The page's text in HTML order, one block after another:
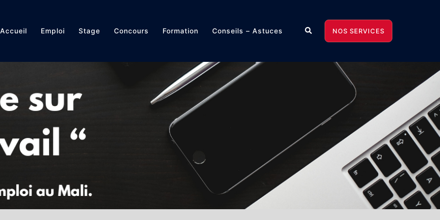
Accueil Emploi Stage Concours Formation Conseils – Astuces RechercherNOS SERVICES